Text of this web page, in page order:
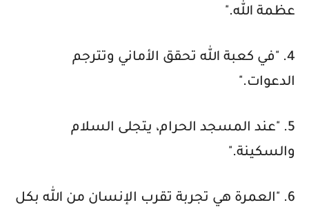
عظمة الله."
4. "في كعبة الله تحقق الأماني وتترجم
الدعوات."
5. "عند المسجد الحرام، يتجلى السلام
والسكينة."
6. "العمرة هي تجربة تقرب الإنسان من الله بكل